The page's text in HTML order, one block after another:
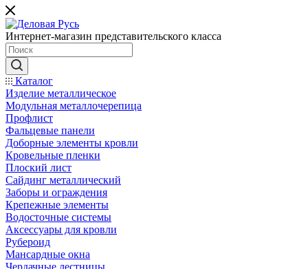
Интернет-магазин представительского класса
Каталог
Изделие металлическое
Модульная металлочерепица
Профлист
Фальцевые панели
Доборные элементы кровли
Кровельные пленки
Плоский лист
Сайдинг металлический
Заборы и ограждения
Крепежные элементы
Водосточные системы
Аксессуары для кровли
Рубероид
Мансардные окна
Чердачные лестницы